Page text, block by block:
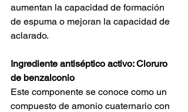
aumentan la capacidad de formación
de espuma o mejoran la capacidad de
aclarado.
Ingrediente antiséptico activo: Cloruro
de benzalconio
Este componente se conoce como un
compuesto de amonio cuaternario con